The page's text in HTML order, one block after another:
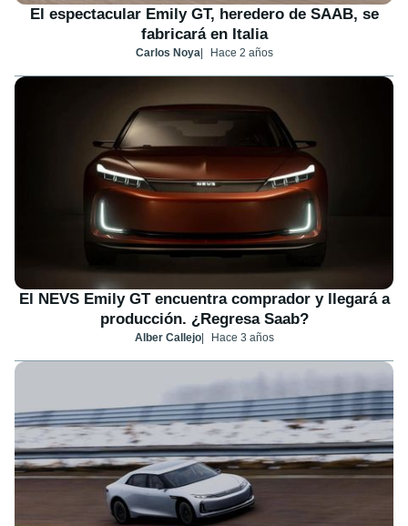
El espectacular Emily GT, heredero de SAAB, se
fabricará en Italia
Carlos Noya Hace 2 años
El NEVS Emily GT encuentra comprador y llegará a
producción. ¿Regresa Saab?
Alber Callejo Hace 3 años